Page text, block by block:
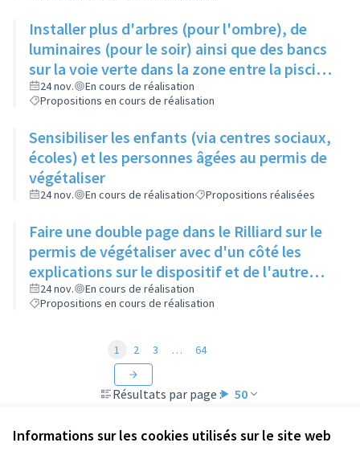
Informations sur les cookies utilisés sur le site web
Installer plus d'arbres (pour l'ombre), de
luminaires (pour le soir) ainsi que des bancs
sur la voie verte dans la zone entre la piscine
et la rue de l'Industrie
24 nov.
En cours de réalisation
Propositions en cours de réalisation
Sensibiliser les enfants (via centres sociaux,
écoles) et les personnes âgées au permis de
végétaliser
24 nov. En cours de réalisation Propositions réalisées
Faire une double page dans le Rilliard sur le
permis de végétaliser avec d'un côté les
explications sur le dispositif et de l'autre
côté des exemples concrets de lieux à
investir
24 nov.
En cours de réalisation
Propositions en cours de réalisation
Résultats par page : 50
1 2 3 … 64